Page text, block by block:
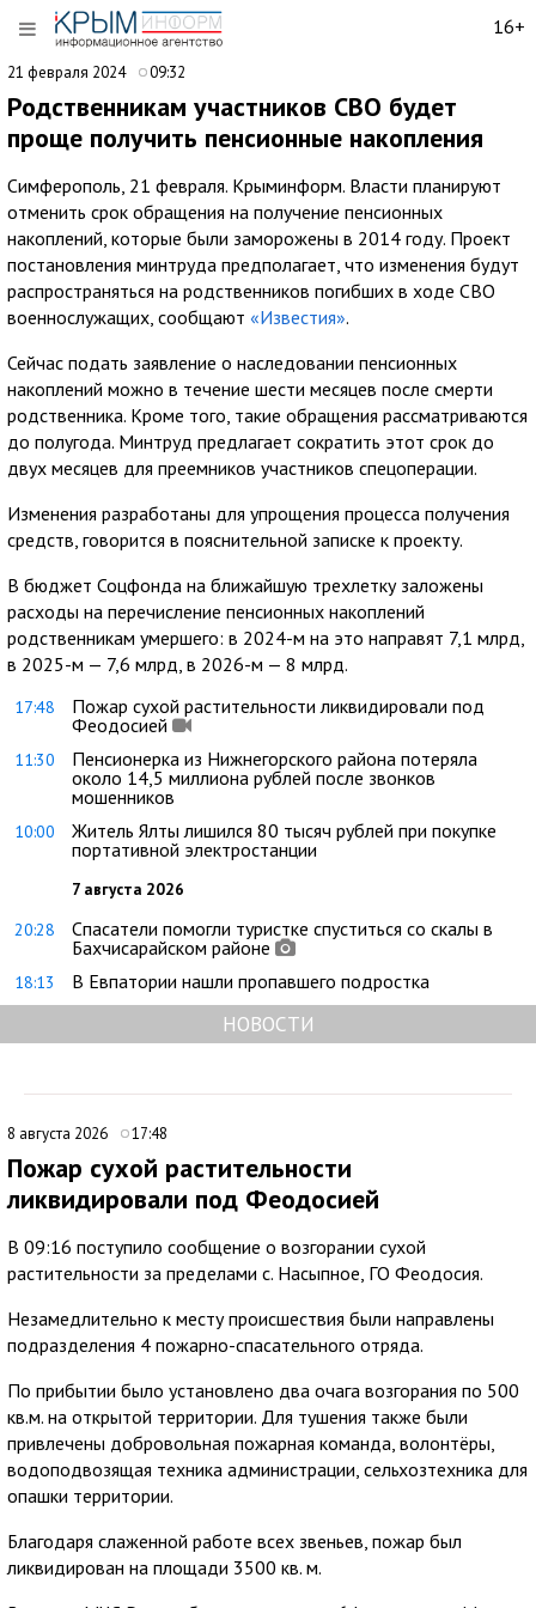
16+
21 февраля 2024 09:32
Родственникам участников СВО будет
проще получить пенсионные накопления
Симферополь, 21 февраля. Крыминформ. Власти планируют
отменить срок обращения на получение пенсионных
накоплений, которые были заморожены в 2014 году. Проект
постановления минтруда предполагает, что изменения будут
распространяться на родственников погибших в ходе СВО
военнослужащих, сообщают «Известия».
Сейчас подать заявление о наследовании пенсионных
накоплений можно в течение шести месяцев после смерти
родственника. Кроме того, такие обращения рассматриваются
до полугода. Минтруд предлагает сократить этот срок до
двух месяцев для преемников участников спецоперации.
Изменения разработаны для упрощения процесса получения
средств, говорится в пояснительной записке к проекту.
В бюджет Соцфонда на ближайшую трехлетку заложены
расходы на перечисление пенсионных накоплений
родственникам умершего: в 2024-м на это направят 7,1 млрд,
в 2025-м — 7,6 млрд, в 2026-м — 8 млрд.
17:48
Пожар сухой растительности ликвидировали под
Феодосией
11:30
Пенсионерка из Нижнегорского района потеряла
около 14,5 миллиона рублей после звонков
мошенников
10:00
Житель Ялты лишился 80 тысяч рублей при покупке
портативной электростанции
7 августа 2026
20:28
Спасатели помогли туристке спуститься со скалы в
Бахчисарайском районе
18:13 В Евпатории нашли пропавшего подростка
НОВОСТИ
8 августа 2026 17:48
Пожар сухой растительности
ликвидировали под Феодосией
В 09:16 поступило сообщение о возгорании сухой
растительности за пределами с. Насыпное, ГО Феодосия.
Незамедлительно к месту происшествия были направлены
подразделения 4 пожарно-спасательного отряда.
По прибытии было установлено два очага возгорания по 500
кв.м. на открытой территории. Для тушения также были
привлечены добровольная пожарная команда, волонтёры,
водоподвозящая техника администрации, сельхозтехника для
опашки территории.
Благодаря слаженной работе всех звеньев, пожар был
ликвидирован на площади 3500 кв. м.